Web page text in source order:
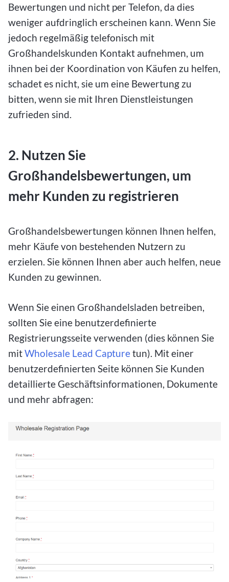
Bewertungen und nicht per Telefon, da dies
weniger aufdringlich erscheinen kann. Wenn Sie
jedoch regelmäßig telefonisch mit
Großhandelskunden Kontakt aufnehmen, um
ihnen bei der Koordination von Käufen zu helfen,
schadet es nicht, sie um eine Bewertung zu
bitten, wenn sie mit Ihren Dienstleistungen
zufrieden sind.
2. Nutzen Sie
Großhandelsbewertungen, um
mehr Kunden zu registrieren
Großhandelsbewertungen können Ihnen helfen,
mehr Käufe von bestehenden Nutzern zu
erzielen. Sie können Ihnen aber auch helfen, neue
Kunden zu gewinnen.
Wenn Sie einen Großhandelsladen betreiben,
sollten Sie eine benutzerdefinierte
Registrierungsseite verwenden (dies können Sie
mitWholesale Lead Capturetun). Mit einer
benutzerdefinierten Seite können Sie Kunden
detaillierte Geschäftsinformationen, Dokumente
und mehr abfragen: